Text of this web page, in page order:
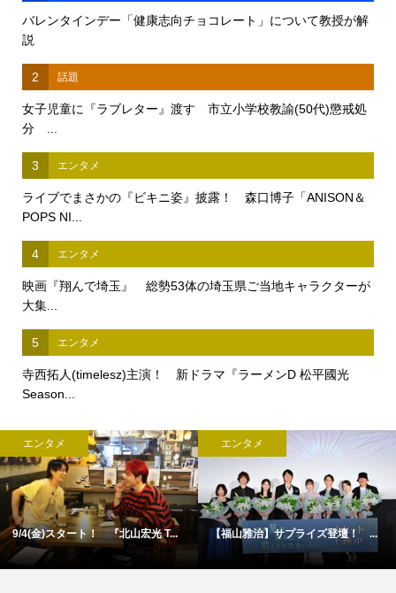
バレンタインデー「健康志向チョコレート」について教授が解
説
2 話題
女子児童に『ラブレター』渡す 市立小学校教諭(50代)懲戒処
分 ...
3 エンタメ
ライブでまさかの『ビキニ姿』披露！ 森口博子「ANISON＆
POPS NI...
4 エンタメ
映画『翔んで埼玉』 総勢53体の埼玉県ご当地キャラクターが
大集...
5 エンタメ
寺西拓人(timelesz)主演！ 新ドラマ『ラーメンD 松平國光
Season...
エンタメ
9/4(金)スタート！ 『北山宏光 T...
エンタメ
【福山雅治】サプライズ登壇！ ...